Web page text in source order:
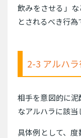
飲みをさせる」
とされるべき行為
2-3 アルハ
相手を意図的に
なアルハラに該当
具体例として、